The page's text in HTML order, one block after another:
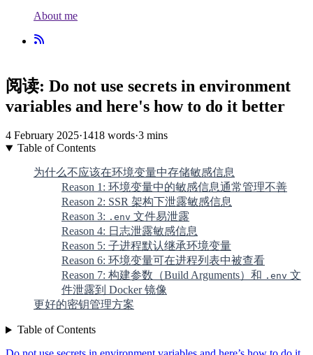
About me
阅读: Do not use secrets in environment
variables and here's how to do it better
4 February 2025·1418 words·3 mins
Table of Contents
为什么不应该在环境变量中存储敏感信息
Reason 1: 环境变量中的敏感信息通常管理不善
Reason 2: SSR 架构下泄露敏感信息
Reason 3: .env 文件易泄露
Reason 4: 日志泄露敏感信息
Reason 5: 子进程默认继承环境变量
Reason 6: 环境变量可在进程列表中被查看
Reason 7: 构建参数（Build Arguments）和 .env 文
件泄露到 Docker 镜像
更好的密钥管理方案
Table of Contents